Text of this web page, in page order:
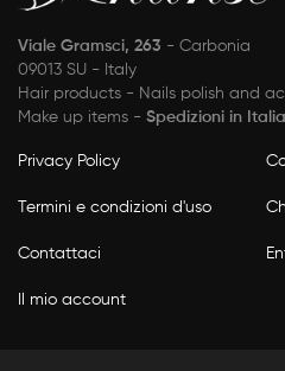
Viale Gramsci, 263 - Carbonia
09013 SU - Italy
Hair products - Nails polish and
Make up items - Spedizioni in
Privacy Policy
Termini e condizioni d'uso
Contattaci
Il mio account